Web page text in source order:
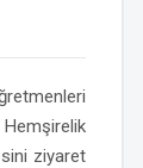
ziyaret